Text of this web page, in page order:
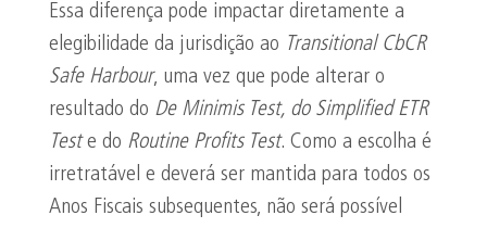
Essa diferença pode impactar diretamente a
elegibilidade da jurisdição ao Transitional CbCR
Safe Harbour, uma vez que pode alterar o
resultado do De MinimisTest, do SimplifiedETR
Teste do Routine ProfitsTest. Como a escolha é
irretratável e deverá ser mantida para todos os
Anos Fiscais subsequentes, não será possível